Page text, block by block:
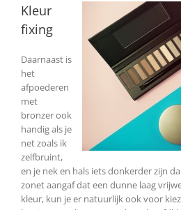
Kleur
fixing
Daarnaast is
het
afpoederen
met
bronzer ook
handig als je
net zoals ik
zelfbruint,
en je nek en hals iets donkerder zijn
zonet aangaf dat een dunne laag
kleur, kun je er natuurlijk ook voor